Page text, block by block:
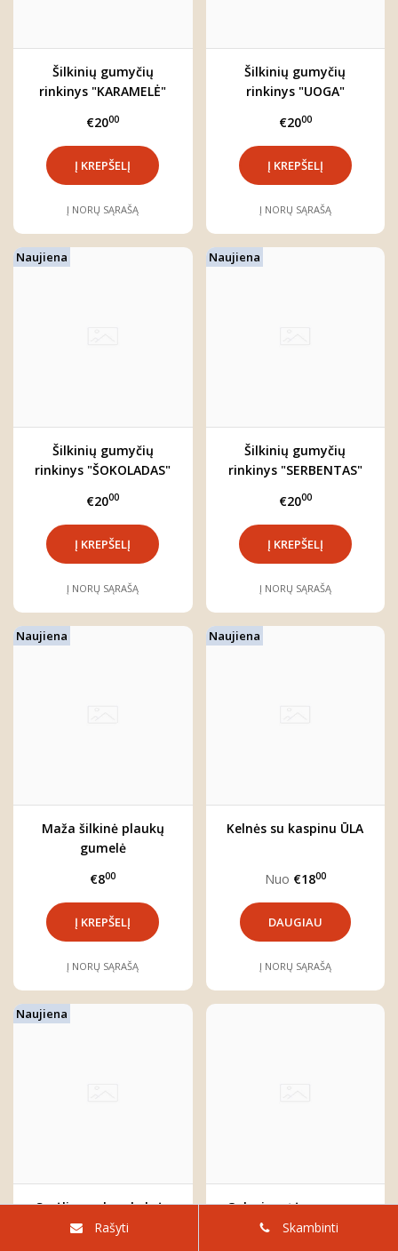
Šilkinių gumyčių
rinkinys "KARAMELĖ"
€2000
Į NORŲ SĄRAŠĄ
Šilkinių gumyčių
rinkinys "UOGA"
€2000
Į NORŲ SĄRAŠĄ
Naujiena
Šilkinių gumyčių
rinkinys "ŠOKOLADAS"
€2000
Į NORŲ SĄRAŠĄ
Naujiena
Šilkinių gumyčių
rinkinys "SERBENTAS"
€2000
Į NORŲ SĄRAŠĄ
Naujiena
Maža šilkinė plaukų
gumelė
€800
Į NORŲ SĄRAŠĄ
Naujiena
Kelnės su kaspinu ŪLA
Nuo €1800
DAUGIAU
Į NORŲ SĄRAŠĄ
Naujiena
Smėlio spalvos kelnės
kūdikiui URTĖ
Galvajuostė su rausvu
spalvos kaspinu
Rašyti Skambinti